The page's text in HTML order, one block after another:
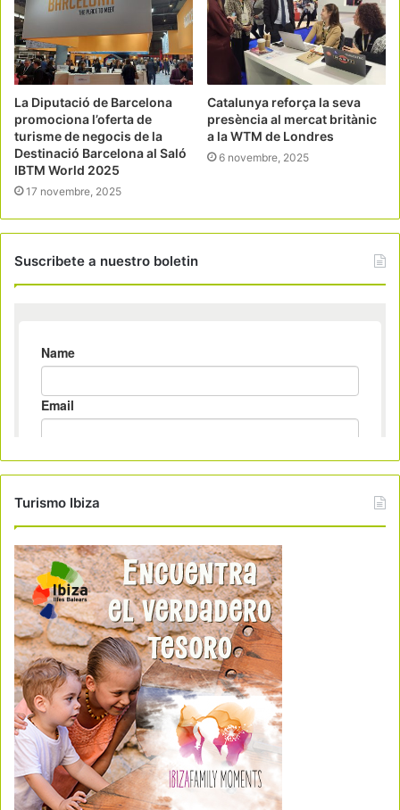
La Diputació de Barcelona
promociona l’oferta de
turisme de negocis de la
Destinació Barcelona al Saló
IBTM World 2025
17 novembre, 2025
Catalunya reforça la seva
presència al mercat britànic
a la WTM de Londres
6 novembre, 2025
Suscribete a nuestro boletin
Turismo Ibiza